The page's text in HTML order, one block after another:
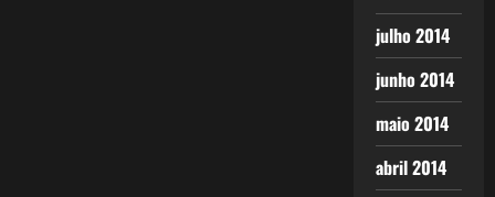
julho 2014
junho 2014
maio 2014
abril 2014